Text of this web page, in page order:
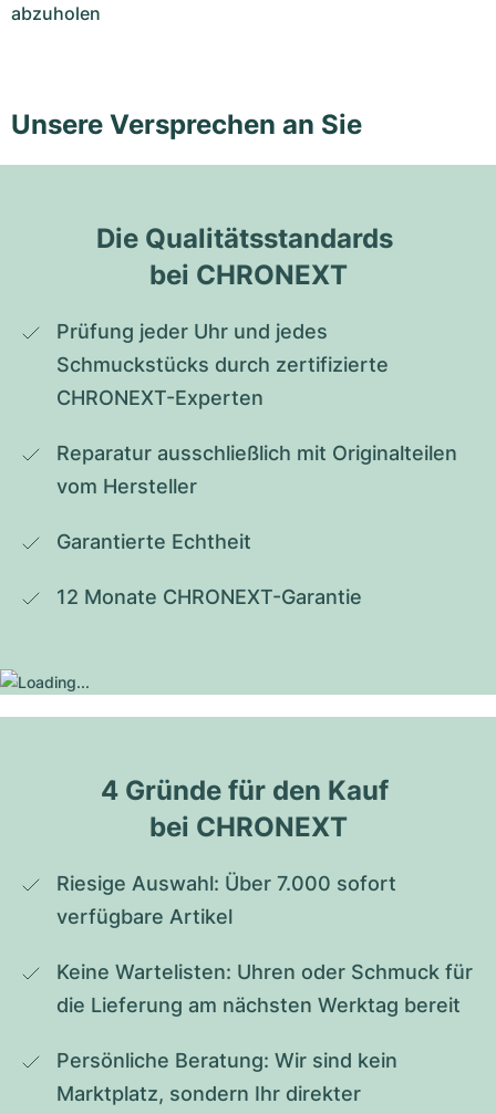
abzuholen
Unsere Versprechen an Sie
Die Qualitätsstandards
bei CHRONEXT
Prüfung jeder Uhr und jedes
Schmuckstücks durch zertifizierte
CHRONEXT-Experten
Reparatur ausschließlich mit Originalteilen
vom Hersteller
Garantierte Echtheit
12 Monate CHRONEXT-Garantie
4 Gründe für den Kauf
bei CHRONEXT
Riesige Auswahl: Über 7.000 sofort
verfügbare Artikel
Keine Wartelisten: Uhren oder Schmuck für
die Lieferung am nächsten Werktag bereit
Persönliche Beratung: Wir sind kein
Marktplatz, sondern Ihr direkter